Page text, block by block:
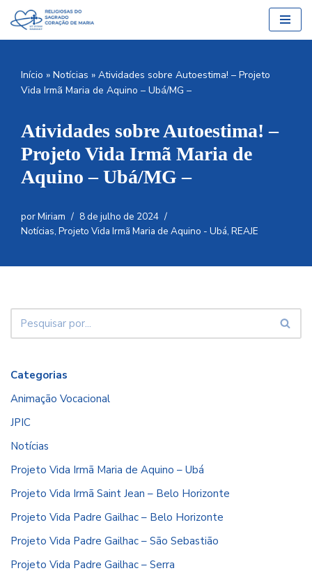
Pular
conteúdo
Início » Notícias » Atividades sobre Autoestima! – Projeto
Vida Irmã Maria de Aquino – Ubá/MG –
Atividades sobre Autoestima! –
Projeto Vida Irmã Maria de
Aquino – Ubá/MG –
porMiriam
8 de julho de 2024
Notícias, Projeto Vida Irmã Maria de Aquino - Ubá, REAJE
Categorias
Animação Vocacional
JPIC
Notícias
Projeto Vida Irmã Maria de Aquino – Ubá
Projeto Vida Irmã Saint Jean – Belo Horizonte
Projeto Vida Padre Gailhac – Belo Horizonte
Projeto Vida Padre Gailhac – São Sebastião
Projeto Vida Padre Gailhac – Serra